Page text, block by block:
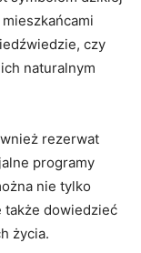
czy
naturalnym
rezerwat
programy
nie tylko
także dowiedzieć
życia.